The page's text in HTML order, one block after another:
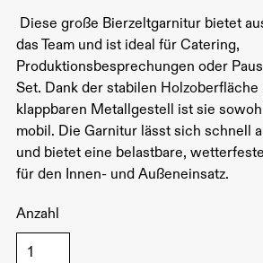
Diese große Bierzeltgarnitur bietet
das Team und ist ideal für Catering,
Produktionsbesprechungen oder
Set. Dank der stabilen Holzoberfläche
klappbaren Metallgestell ist sie
mobil. Die Garnitur lässt sich schnell
und bietet eine belastbare,
für den Innen- und Außeneinsatz.
Anzahl